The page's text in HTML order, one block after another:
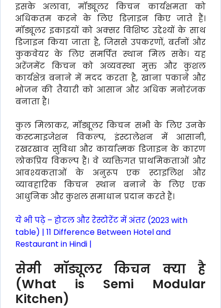
इसके अलावा, मॉड्यूलर किचन कार्यक्षमता को
अधिकतम करने के लिए डिज़ाइन किए जाते हैं।
मॉड्यूलर इकाइयों को अक्सर विशिष्ट उद्देश्यों के साथ
डिजाइन किया जाता है, जिससे उपकरणों, बर्तनों और
कुकवेयर के लिए समर्पित स्थान मिल सके। यह
अरेंजमेंट किचन को अव्यवस्था मुक्त और कुशल
कार्यक्षेत्र बनाने में मदद करता है, खाना पकाने और
भोजन की तैयारी को आसान और अधिक मनोरंजक
बनाता है।
कुल मिलाकर, मॉड्यूलर किचन सभी के लिए उनके
कस्टमाइजेशन विकल्प, इंस्टालेशन में आसानी,
रखरखाव सुविधा और कार्यात्मक डिजाइन के कारण
लोकप्रिय विकल्प हैं। वे व्यक्तिगत प्राथमिकताओं और
आवश्यकताओं के अनुरूप एक स्टाइलिश और
व्यावहारिक किचन स्थान बनाने के लिए एक
आधुनिक और कुशल समाधान प्रदान करते हैं।
ये भी पढ़े – होटल और रेस्टोरेंट में अंतर (2023 with
table) | 11 Difference Between Hotel and
Restaurant in Hindi |
सेमी मॉड्यूलर किचन क्या है
(What is Semi Modular
Kitchen)